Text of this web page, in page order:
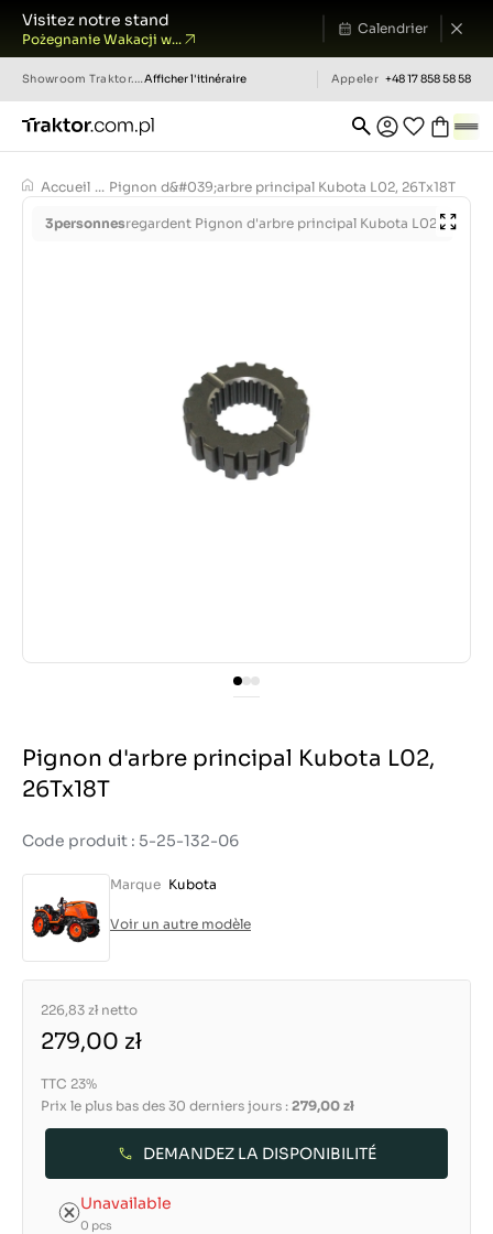
Visitez notre stand
Pożegnanie Wakacji w...
Calendrier
Showroom Traktor.com.pl Afficher l'itinéraire Appeler +48 17 858 58 58
Accueil ... Pignon d&#039;arbre principal Kubota L02, 26Tx18T
3personnesregardent Pignon d'arbre principal Kubota L02,
Pignon d'arbre principal Kubota L02,
26Tx18T
Code produit : 5-25-132-06
Marque Kubota
Voir un autre modèle
226,83 zł netto
279,00 zł
TTC 23%
Prix le plus bas des 30 derniers jours : 279,00 zł
DEMANDEZ LA DISPONIBILITÉ
Unavailable
0 pcs